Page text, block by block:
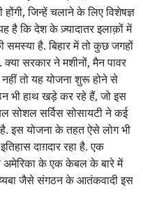
जिन्हें चलाने के लिए विशेषज्ञ
है कि देश के ज़्यादातर इलाक़ों में
है. बिहार में तो कुछ जगहों
सरकार ने मशीनों, मैन पावर
तो यह योजना शुरू होने से
भी हाथ खड़े कर रहे हैं, जो इस
सोशल सर्विस सोसायटी ने कई
इस योजना के तहत ऐसे लोग भी
दाग़दार रहा है. एक
अमेरिका के एक केबल के बारे में
जैसे संगठन के आतंकवादी इस